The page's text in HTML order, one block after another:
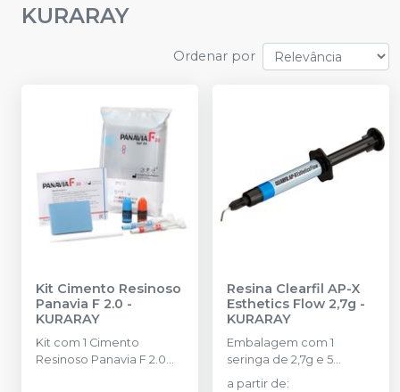
KURARAY
Ordenar por
Kit Cimento Resinoso
Panavia F 2.0 -
KURARAY
Kit com 1 Cimento
Resinoso Panavia F 2.0
Resina Clearfil AP-X
Esthetics Flow 2,7g -
KURARAY
Embalagem com 1
seringa de 2,7g e 5
pontas.
a partir de: